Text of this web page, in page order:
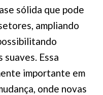
sólida que pode
ampliando
suaves. Essa
importante em
onde novas